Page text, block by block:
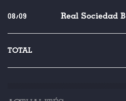
08/09 Real Sociedad B
TOTAL